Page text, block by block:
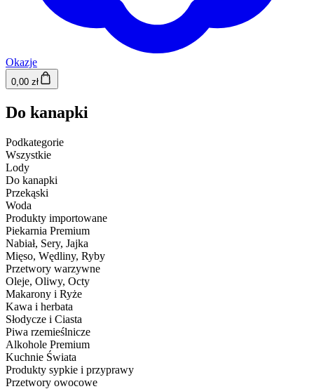
Okazje
0,00 zł
Do kanapki
Podkategorie
Wszystkie
Lody
Do kanapki
Przekąski
Woda
Produkty importowane
Piekarnia Premium
Nabiał, Sery, Jajka
Mięso, Wędliny, Ryby
Przetwory warzywne
Oleje, Oliwy, Octy
Makarony i Ryże
Kawa i herbata
Słodycze i Ciasta
Piwa rzemieślnicze
Alkohole Premium
Kuchnie Świata
Produkty sypkie i przyprawy
Przetwory owocowe